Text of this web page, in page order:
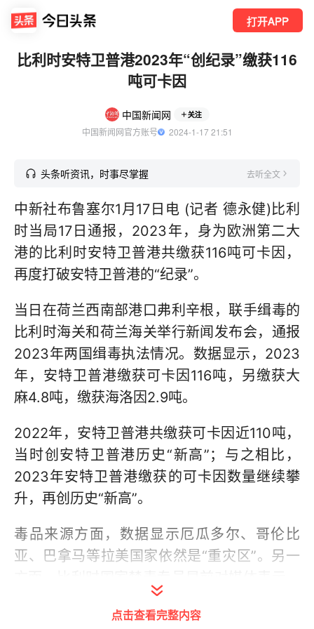
打开APP
比利时安特卫普港2023年“创纪录”缴获116
吨可卡因
中国新闻网 关注
中国新闻网官方账号
  2024-1-17 21:51
头条听资讯，时事尽掌握 去听全文
中新社布鲁塞尔1月17日电 (记者 德永健)比利
时当局17日通报，2023年，身为欧洲第二大
港的比利时安特卫普港共缴获116吨可卡因，
再度打破安特卫普港的“纪录”。
当日在荷兰西南部港口弗利辛根，联手缉毒的
比利时海关和荷兰海关举行新闻发布会，通报
2023年两国缉毒执法情况。数据显示，2023
年，安特卫普港缴获可卡因116吨，另缴获大
麻4.8吨，缴获海洛因2.9吨。
2022年，安特卫普港共缴获可卡因近110吨，
当时创安特卫普港历史“新高”；与之相比，
2023年安特卫普港缴获的可卡因数量继续攀
升，再创历史“新高”。
毒品来源方面，数据显示厄瓜多尔、哥伦比
亚、巴拿马等拉美国家依然是“重灾区”。另一
随着比荷两国加大与拉美国家的合作力度，贩
毒团伙试图从塞内加尔等西非国家开辟新的毒
点击查看完整内容